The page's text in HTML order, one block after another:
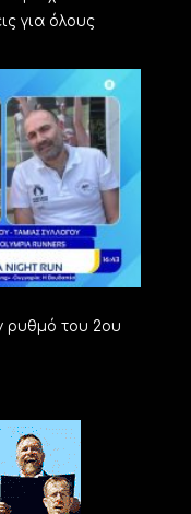
για όλους
ρυθμό του 2ου